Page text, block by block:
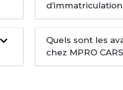
Quels sont les
chez MPRO